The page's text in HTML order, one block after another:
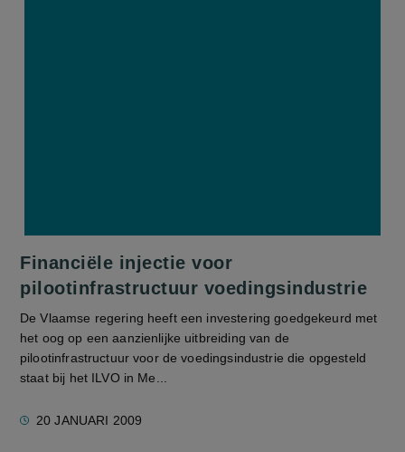
Financiële injectie voor
pilootinfrastructuur voedingsindustrie
De Vlaamse regering heeft een investering goedgekeurd met
het oog op een aanzienlijke uitbreiding van de
pilootinfrastructuur voor de voedingsindustrie die opgesteld
staat bij het ILVO in Me...
20 JANUARI 2009